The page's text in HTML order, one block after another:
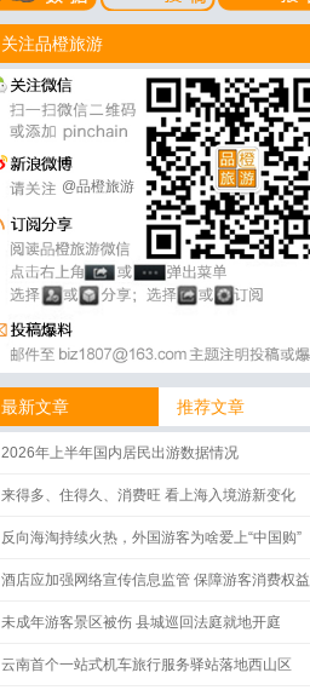
关注品橙旅游
@品橙旅游
最新文章 推荐文章
2026年上半年国内居民出游数据情况
来得多、住得久、消费旺 看上海入境游新变化
反向海淘持续火热，外国游客为啥爱上“中国购”
酒店应加强网络宣传信息监管 保障游客消费权益
未成年游客景区被伤 县城巡回法庭就地开庭
云南首个一站式机车旅行服务驿站落地西山区